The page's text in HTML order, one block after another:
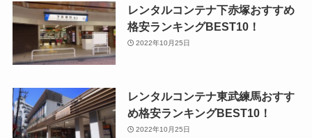
レンタルコンテナ下赤塚おすすめ
格安ランキングBEST10！
2022年10月25日
レンタルコンテナ東武練馬おすす
め格安ランキングBEST10！
2022年10月25日